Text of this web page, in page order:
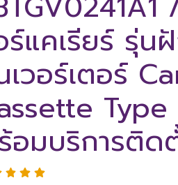
ร์แคเรียร์ รุ่น
เวอร์เตอร์
อมบริการติด